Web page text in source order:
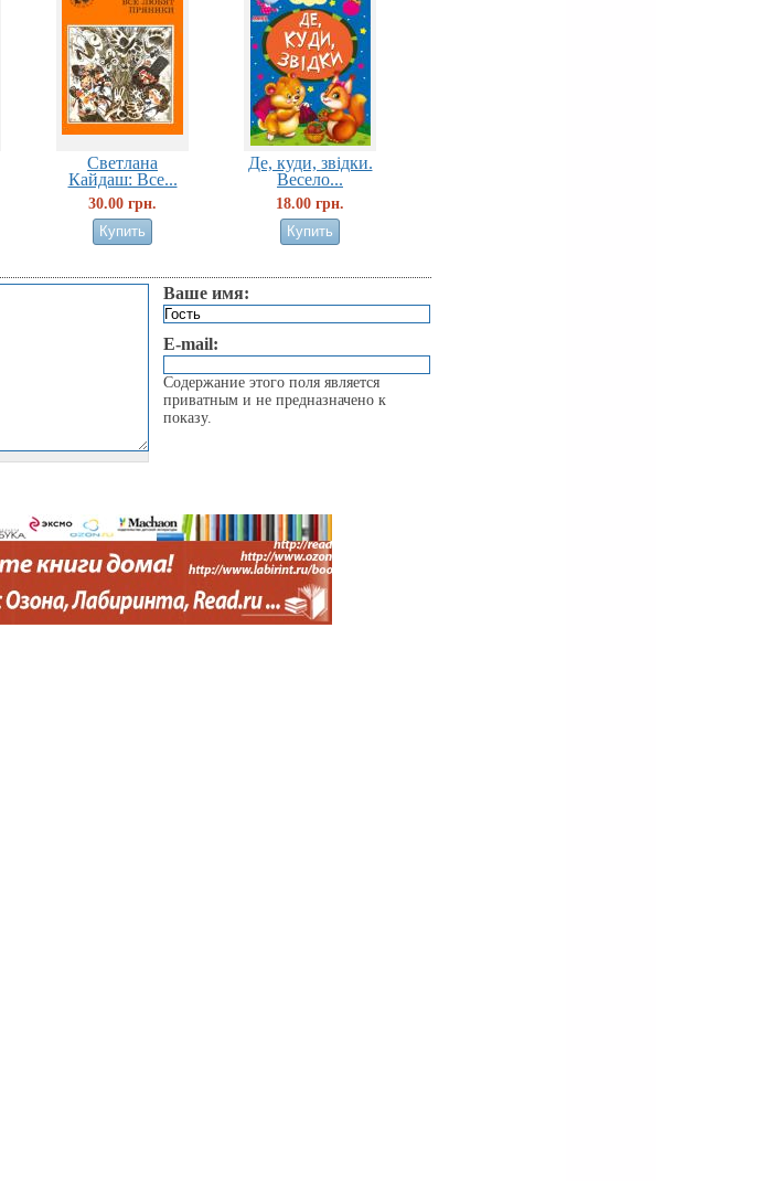
Светлана
Кайдаш: Все...
30.00 грн.
Де, куди, звiдки.
Весело...
18.00 грн.
Ваше имя:
E-mail:
Содержание этого поля является
приватным и не предназначено к
показу.